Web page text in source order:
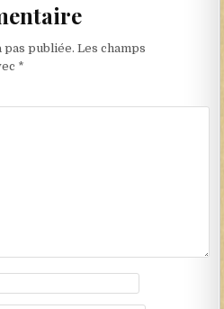
pas publiée. Les champs
*